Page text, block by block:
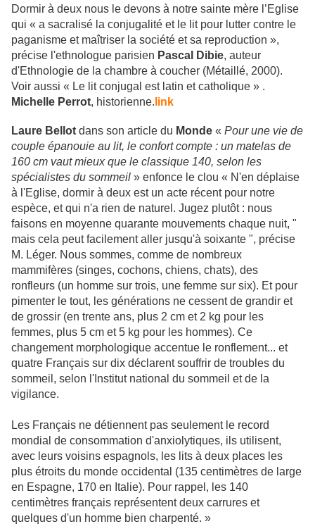
Dormir à deux nous le devons à notre sainte mère l’Eglise
qui « a sacralisé la conjugalité et le lit pour lutter contre le
paganisme et maîtriser la société et sa reproduction »,
précise l'ethnologue parisien Pascal Dibie, auteur
d'Ethnologie de la chambre à coucher (Métaillé, 2000).
Voir aussi « Le lit conjugal est latin et catholique » .
Michelle Perrot, historienne. link
Laure Bellot dans son article du Monde « Pour une vie de
couple épanouie au lit, le confort compte : un matelas de
160 cm vaut mieux que le classique 140, selon les
spécialistes du sommeil » enfonce le clou « N'en déplaise
à l'Eglise, dormir à deux est un acte récent pour notre
espèce, et qui n'a rien de naturel. Jugez plutôt : nous
faisons en moyenne quarante mouvements chaque nuit, "
mais cela peut facilement aller jusqu'à soixante ", précise
M. Léger. Nous sommes, comme de nombreux
mammifères (singes, cochons, chiens, chats), des
ronfleurs (un homme sur trois, une femme sur six). Et pour
pimenter le tout, les générations ne cessent de grandir et
de grossir (en trente ans, plus 2 cm et 2 kg pour les
femmes, plus 5 cm et 5 kg pour les hommes). Ce
changement morphologique accentue le ronflement... et
quatre Français sur dix déclarent souffrir de troubles du
sommeil, selon l'Institut national du sommeil et de la
vigilance.
Les Français ne détiennent pas seulement le record
mondial de consommation d'anxiolytiques, ils utilisent,
avec leurs voisins espagnols, les lits à deux places les
plus étroits du monde occidental (135 centimètres de large
en Espagne, 170 en Italie). Pour rappel, les 140
centimètres français représentent deux carrures et
quelques d'un homme bien charpenté. »